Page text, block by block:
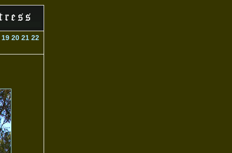
19 20 21 22